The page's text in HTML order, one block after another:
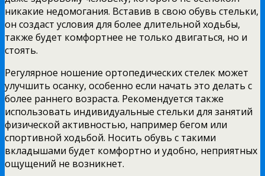
никакие недомогания. Вставив в свою обувь стельки,
он создаст условия для более длительной ходьбы,
также будет комфортнее не только двигаться, но и
стоять.
Регулярное ношение ортопедических стелек может
улучшить осанку, особенно если начать это делать с
более раннего возраста. Рекомендуется также
использовать индивидуальные стельки для занятий
физической активностью, например бегом или
спортивной ходьбой. Носить обувь с такими
вкладышами будет комфортно и удобно, неприятных
ощущений не возникнет.